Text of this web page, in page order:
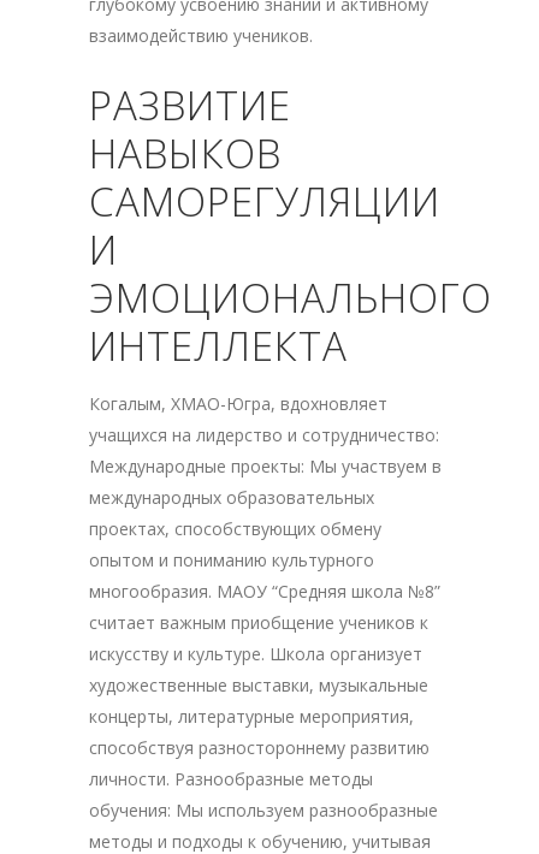
взаимодействию учеников.
РАЗВИТИЕ
НАВЫКОВ
САМОРЕГУЛЯЦИИ
И
ЭМОЦИОНАЛЬНОГО
ИНТЕЛЛЕКТА
Когалым, ХМАО-Югра, вдохновляет
учащихся на лидерство и сотрудничество:
Международные проекты: Мы участвуем в
международных образовательных
проектах, способствующих обмену
опытом и пониманию культурного
многообразия. МАОУ “Средняя школа №8”
считает важным приобщение учеников к
искусству и культуре. Школа организует
художественные выставки, музыкальные
концерты, литературные мероприятия,
способствуя разностороннему развитию
личности. Разнообразные методы
обучения: Мы используем разнообразные
методы и подходы к обучению, учитывая